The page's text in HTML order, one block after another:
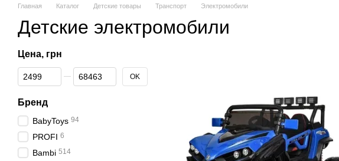
Главная Каталог Детские товары Транспорт Электромобили
Детские электромобили
Цена, грн
От Цена, грн
До Цена, грн OK
Бренд
BabyToys 94
PROFI 6
Bambi 514